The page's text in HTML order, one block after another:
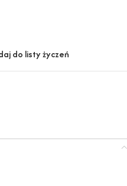
do listy życzeń